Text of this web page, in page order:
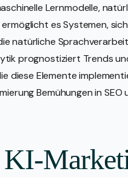
Lernmodelle,
es Systemen,
natürliche
prognostiziert Trends
diese Elemente
Bemühungen in
KI-